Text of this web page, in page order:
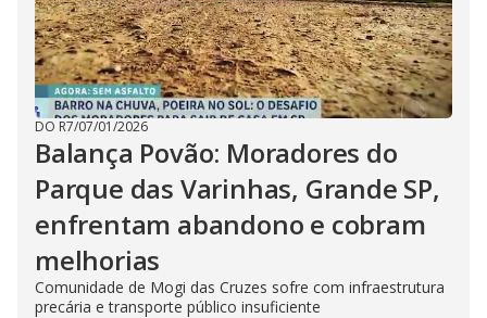
DO R7/07/01/2026
Balança Povão: Moradores do
Parque das Varinhas, Grande SP,
enfrentam abandono e cobram
melhorias
Comunidade de Mogi das Cruzes sofre com infraestrutura
precária e transporte público insuficiente